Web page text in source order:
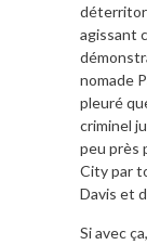
agissant
nomade
pleuré
criminel
peu près
City par
Davis et
Si avec